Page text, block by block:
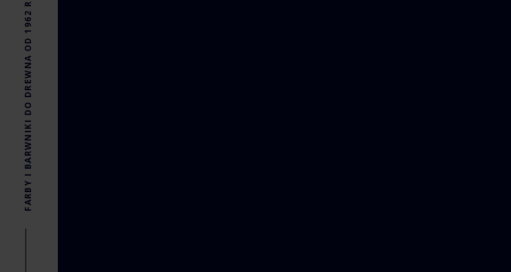
FARBY I BARWNIKI DO DREWNA OD 1962 R